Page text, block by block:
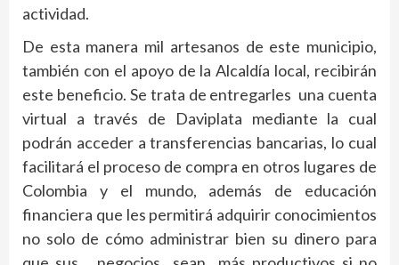
actividad.
De esta manera mil artesanos de este municipio,
también con el apoyo de la Alcaldía local, recibirán
este beneficio. Se trata de entregarles una cuenta
virtual a través de Daviplata mediante la cual
podrán acceder a transferencias bancarias, lo cual
facilitará el proceso de compra en otros lugares de
Colombia y el mundo, además de educación
financiera que les permitirá adquirir conocimientos
no solo de cómo administrar bien su dinero para